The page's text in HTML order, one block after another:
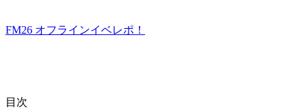
FM26 オフラインイベレポ！
目次